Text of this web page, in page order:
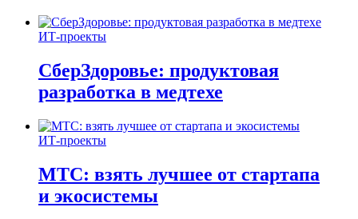
ИТ-проекты
СберЗдоровье: продуктовая
разработка в медтехе
ИТ-проекты
МТС: взять лучшее от стартапа
и экосистемы